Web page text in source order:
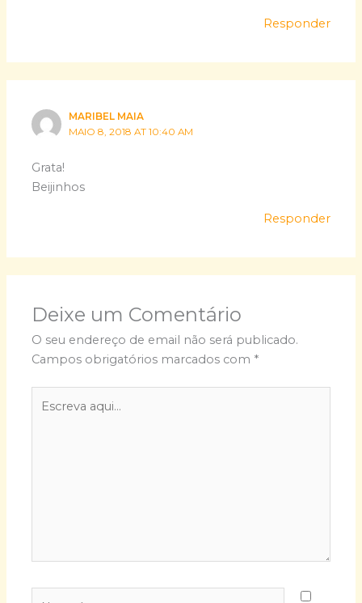
Responder
MARIBEL MAIA
MAIO 8, 2018 AT 10:40 AM
Grata!
Beijinhos
Responder
Deixe um Comentário
O seu endereço de email não será publicado.
Campos obrigatórios marcados com *
aqui...